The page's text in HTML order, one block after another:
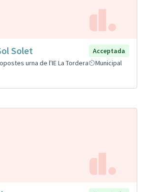
Solet
Acceptada
urna de l'IE La Tordera
Municipal